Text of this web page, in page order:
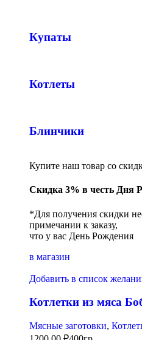
Купаты
Котлеты
Блинчики
Купите наш товар со
Скидка 3% в честь Дня
*Для получения скидки
примечании к заказу,
что у вас День Рождения
в магазин
Добавить в список
Котлетки из мяса
Мясные заготовки,